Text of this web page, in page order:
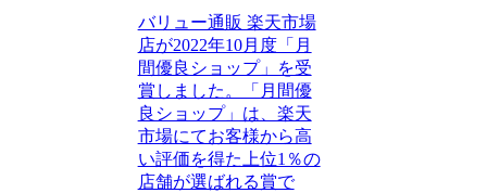
バリュー通販 楽天市場
店が2022年10月度「月
間優良ショップ」を受
賞しました。「月間優
良ショップ」は、楽天
市場にてお客様から高
い評価を得た上位1％の
店舗が選ばれる賞で